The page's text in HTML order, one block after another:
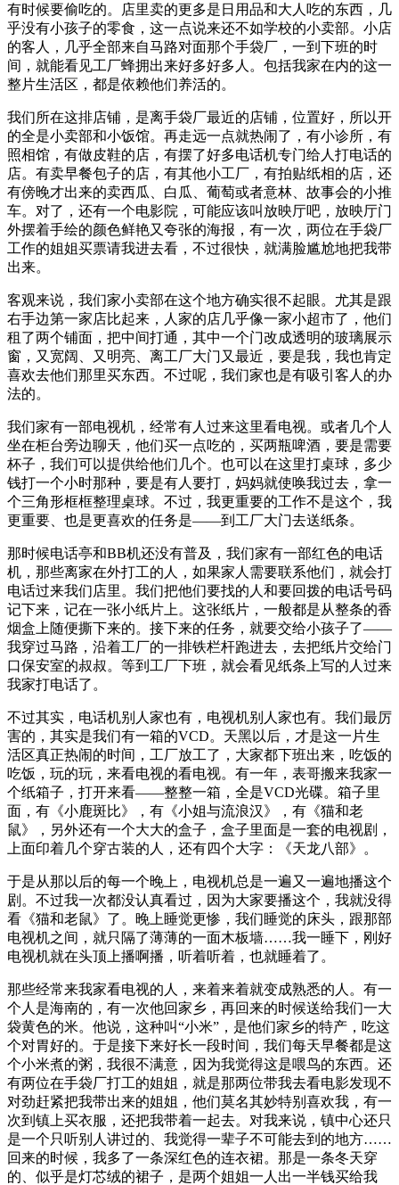
有时候要偷吃的。店里卖的更多是日用品和大人吃的东西，几
乎没有小孩子的零食，这一点说来还不如学校的小卖部。小店
的客人，几乎全部来自马路对面那个手袋厂，一到下班的时
间，就能看见工厂蜂拥出来好多好多人。包括我家在内的这一
整片生活区，都是依赖他们养活的。
我们所在这排店铺，是离手袋厂最近的店铺，位置好，所以开
的全是小卖部和小饭馆。再走远一点就热闹了，有小诊所，有
照相馆，有做皮鞋的店，有摆了好多电话机专门给人打电话的
店。有卖早餐包子的店，有其他小工厂，有拍贴纸相的店，还
有傍晚才出来的卖西瓜、白瓜、葡萄或者意林、故事会的小推
车。对了，还有一个电影院，可能应该叫放映厅吧，放映厅门
外摆着手绘的颜色鲜艳又夸张的海报，有一次，两位在手袋厂
工作的姐姐买票请我进去看，不过很快，就满脸尴尬地把我带
出来。
客观来说，我们家小卖部在这个地方确实很不起眼。尤其是跟
右手边第一家店比起来，人家的店几乎像一家小超市了，他们
租了两个铺面，把中间打通，其中一个门改成透明的玻璃展示
窗，又宽阔、又明亮、离工厂大门又最近，要是我，我也肯定
喜欢去他们那里买东西。不过呢，我们家也是有吸引客人的办
法的。
我们家有一部电视机，经常有人过来这里看电视。或者几个人
坐在柜台旁边聊天，他们买一点吃的，买两瓶啤酒，要是需要
杯子，我们可以提供给他们几个。也可以在这里打桌球，多少
钱打一个小时那种，要是有人要打，妈妈就使唤我过去，拿一
个三角形框框整理桌球。不过，我更重要的工作不是这个，我
更重要、也是更喜欢的任务是——到工厂大门去送纸条。
那时候电话亭和BB机还没有普及，我们家有一部红色的电话
机，那些离家在外打工的人，如果家人需要联系他们，就会打
电话过来我们店里。我们把他们要找的人和要回拨的电话号码
记下来，记在一张小纸片上。这张纸片，一般都是从整条的香
烟盒上随便撕下来的。接下来的任务，就要交给小孩子了——
我穿过马路，沿着工厂的一排铁栏杆跑进去，去把纸片交给门
口保安室的叔叔。等到工厂下班，就会看见纸条上写的人过来
我家打电话了。
不过其实，电话机别人家也有，电视机别人家也有。我们最厉
害的，其实是我们有一箱的VCD。天黑以后，才是这一片生
活区真正热闹的时间，工厂放工了，大家都下班出来，吃饭的
吃饭，玩的玩，来看电视的看电视。有一年，表哥搬来我家一
个纸箱子，打开来看——整整一箱，全是VCD光碟。箱子里
面，有《小鹿斑比》，有《小姐与流浪汉》，有《猫和老
鼠》，另外还有一个大大的盒子，盒子里面是一套的电视剧，
上面印着几个穿古装的人，还有四个大字：《天龙八部》。
于是从那以后的每一个晚上，电视机总是一遍又一遍地播这个
剧。不过我一次都没认真看过，因为大家要播这个，我就没得
看《猫和老鼠》了。晚上睡觉更惨，我们睡觉的床头，跟那部
电视机之间，就只隔了薄薄的一面木板墙……我一睡下，刚好
电视机就在头顶上播啊播，听着听着，也就睡着了。
那些经常来我家看电视的人，来着来着就变成熟悉的人。有一
个人是海南的，有一次他回家乡，再回来的时候送给我们一大
袋黄色的米。他说，这种叫“小米”，是他们家乡的特产，吃这
个对胃好的。于是接下来好长一段时间，我们每天早餐都是这
个小米煮的粥，我很不满意，因为我觉得这是喂鸟的东西。还
有两位在手袋厂打工的姐姐，就是那两位带我去看电影发现不
对劲赶紧把我带出来的姐姐，他们莫名其妙特别喜欢我，有一
次到镇上买衣服，还把我带着一起去。对我来说，镇中心还只
是一个只听别人讲过的、我觉得一辈子不可能去到的地方……
回来的时候，我多了一条深红色的连衣裙。那是一条冬天穿
的、似乎是灯芯绒的裙子，是两个姐姐一人出一半钱买给我